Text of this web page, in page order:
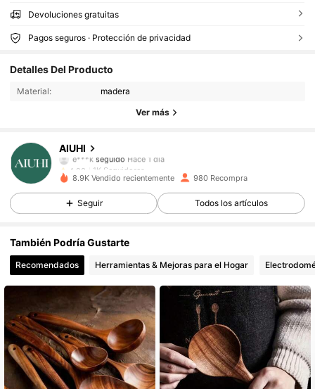
Devoluciones gratuitas
Pagos seguros · Protección de privacidad
Detalles Del Producto
Material: madera
Ver más
AIUHI
4,93 1K Seguidores
1K Seguidores
1K Seguidores
e***kseguido
4,93 1K Seguidores
4,93
8.9K Vendido recientemente 980 Recompra
Seguir Todos los artículos
También Podría Gustarte
Recomendados Herramientas & Mejoras para el Hogar